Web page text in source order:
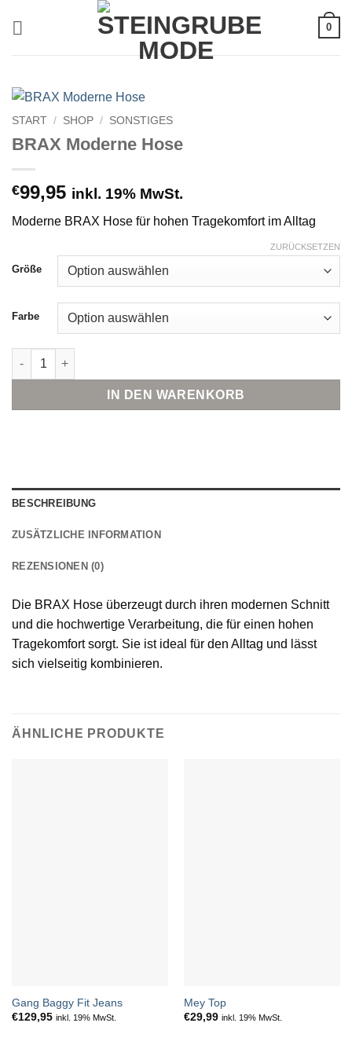
0
START / SHOP / SONSTIGES
BRAX Moderne Hose
€99,95 inkl. 19% MwSt.
Moderne BRAX Hose für hohen Tragekomfort im Alltag
Größe
Farbe
ZURÜCKSETZEN
BRAX Moderne Hose Menge
IN DEN WARENKORB
BESCHREIBUNG
ZUSÄTZLICHE INFORMATION
REZENSIONEN (0)
Die BRAX Hose überzeugt durch ihren modernen Schnitt
und die hochwertige Verarbeitung, die für einen hohen
Tragekomfort sorgt. Sie ist ideal für den Alltag und lässt
sich vielseitig kombinieren.
ÄHNLICHE PRODUKTE
Gang Baggy Fit Jeans
€129,95 inkl. 19% MwSt.
Mey Top
€29,99 inkl. 19% MwSt.